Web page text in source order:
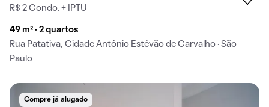
R$ 2 Condo. + IPTU
49 m² · 2 quartos
Rua Patativa, Cidade Antônio Estêvão de Carvalho · São
Paulo
Compre já alugado